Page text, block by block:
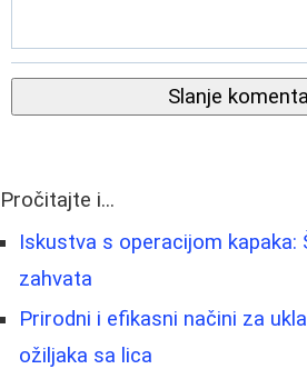
Slanje
Pročitajte i...
Iskustva s operacijom kapaka:
zahvata
Prirodni i efikasni načini za
ožiljaka sa lica